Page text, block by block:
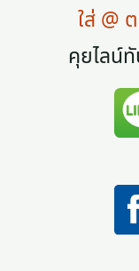
ใส่ @
คุยไลน์